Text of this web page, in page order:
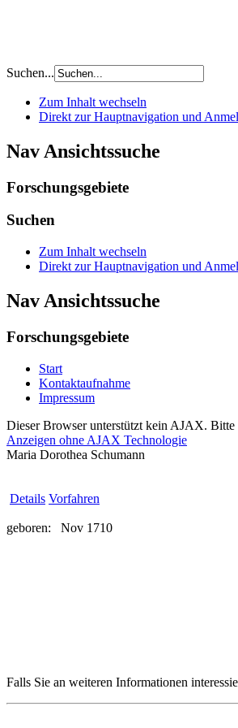
Suchen...
Zum Inhalt wechseln
Direkt zur Hauptnavigation und
Nav Ansichtssuche
Forschungsgebiete
Suchen
Zum Inhalt wechseln
Direkt zur Hauptnavigation und
Nav Ansichtssuche
Forschungsgebiete
Start
Kontaktaufnahme
Impressum
Dieser Browser unterstützt kein AJAX. Bitte
Anzeigen ohne AJAX Technologie
Maria Dorothea Schumann
Details Vorfahren
geboren:
Nov 1710
Falls Sie an weiteren Informationen